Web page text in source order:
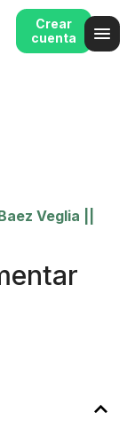
Crear
cuenta
Veglia